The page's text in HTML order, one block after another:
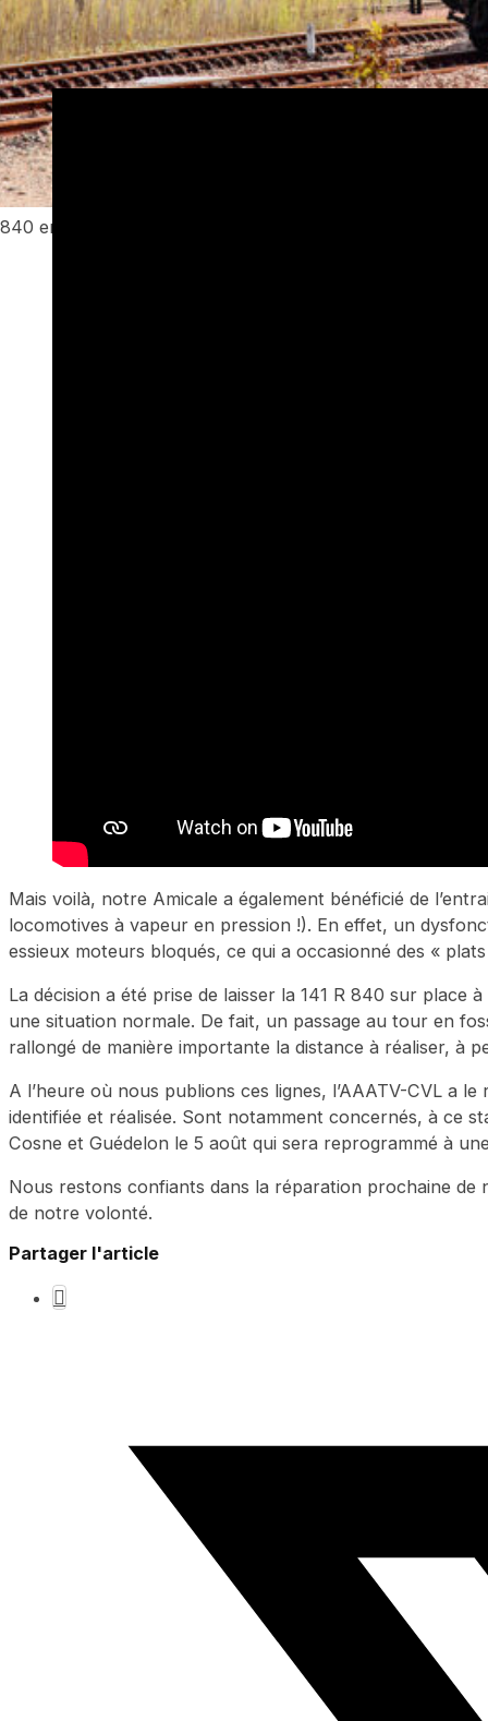
en manœuvre à Loches
rame et maintenir la R 840 en pression.
Un beau moment de chemin de fer historique et
Mais voilà, notre Amicale a également bénéficié de
locomotives à vapeur en pression !). En effet, un
essieux moteurs bloqués, ce qui a occasionné des «
La décision a été prise de laisser la 141 R 840 sur
une situation normale. De fait, un passage au tour en
rallongé de manière importante la distance à réaliser, à
A l’heure où nous publions ces lignes, l’AAATV-CVL a
identifiée et réalisée. Sont notamment concernés, à ce
Cosne et Guédelon le 5 août qui sera reprogrammé à
Nous restons confiants dans la réparation prochaine
de notre volonté.
Partager l'article